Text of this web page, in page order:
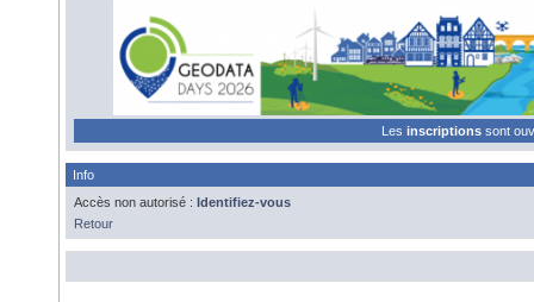
Les inscriptions sont
Info
Accès non autorisé : Identifiez-vous
Retour